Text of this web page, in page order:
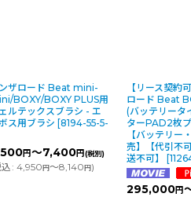
ザロード Beat mini-
BOXY/BOXY PLUS用
ルテックスブラシ - エ
ス用ブラシ [8194-55-5-
円～7,400円(税別)
: 4,950円～8,140円)
【リース契約
ロード Beat
(バッテリータ
ターPAD2枚
【バッテリー
売】【代引不
送不可】
[
295,000円